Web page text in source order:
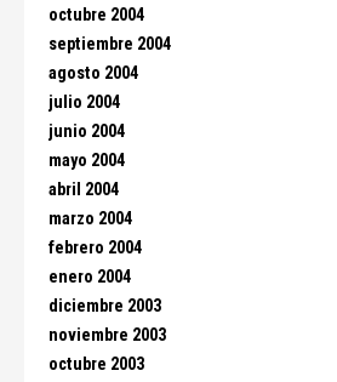
octubre 2004
septiembre 2004
agosto 2004
julio 2004
junio 2004
mayo 2004
abril 2004
marzo 2004
febrero 2004
enero 2004
diciembre 2003
noviembre 2003
octubre 2003